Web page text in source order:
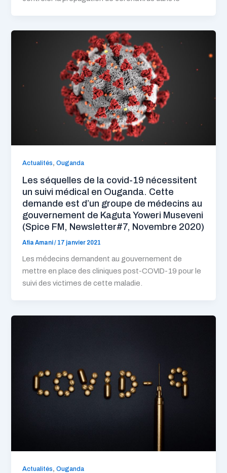
Actualités,Ouganda
Les séquelles de la covid-19 nécessitent
un suivi médical en Ouganda. Cette
demande est d’un groupe de médecins au
gouvernement de Kaguta Yoweri Museveni
(Spice FM, Newsletter#7, Novembre 2020)
Afia Amani/ 17 janvier 2021
Les médecins demandent au gouvernement de
mettre en place des cliniques post-COVID-19 pour le
suivi des victimes de cette maladie.
Actualités,Ouganda